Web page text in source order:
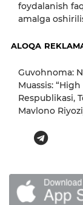
foydalanish
amalga
ALOQA
Guvohnoma:
Muassis:
Respublikasi,
Mavlono